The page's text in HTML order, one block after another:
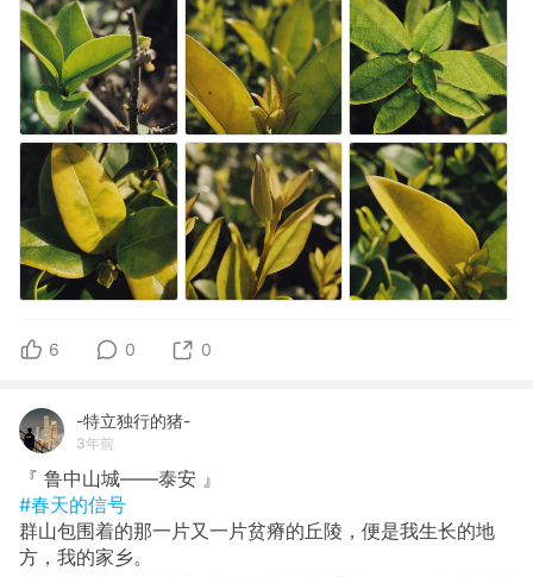
6 0 0
-特立独行的猪-
3年前
『 鲁中山城——泰安 』
#春天的信号
群山包围着的那一片又一片贫瘠的丘陵，便是我生长的地
方，我的家乡。